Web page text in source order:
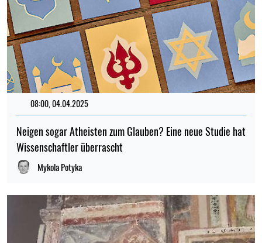
08:00, 04.04.2025
Neigen sogar Atheisten zum Glauben? Eine neue Studie hat
Wissenschaftler überrascht
Mykola Potyka